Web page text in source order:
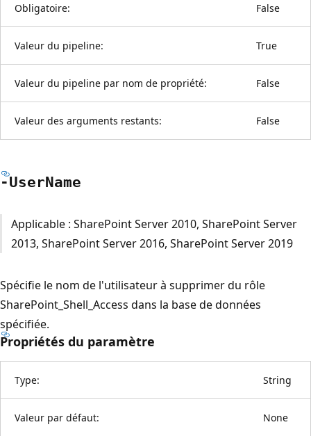
Obligatoire: False
Valeur du pipeline: True
Valeur du pipeline par nom de propriété: False
Valeur des arguments restants: False
-UserName
Applicable : SharePoint Server 2010, SharePoint Server
2013, SharePoint Server 2016, SharePoint Server 2019
Spécifie le nom de l'utilisateur à supprimer du rôle
SharePoint_Shell_Access dans la base de données
spécifiée.
Propriétés du paramètre
Type: String
Valeur par défaut: None